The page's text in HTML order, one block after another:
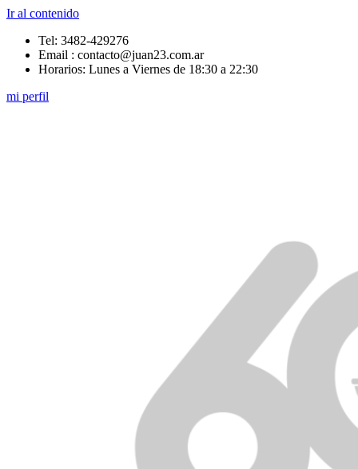
Ir al contenido
Tel: 3482-429276
Email : contacto@juan23.com.ar
Horarios: Lunes a Viernes de 18:30 a 22:30
mi perfil